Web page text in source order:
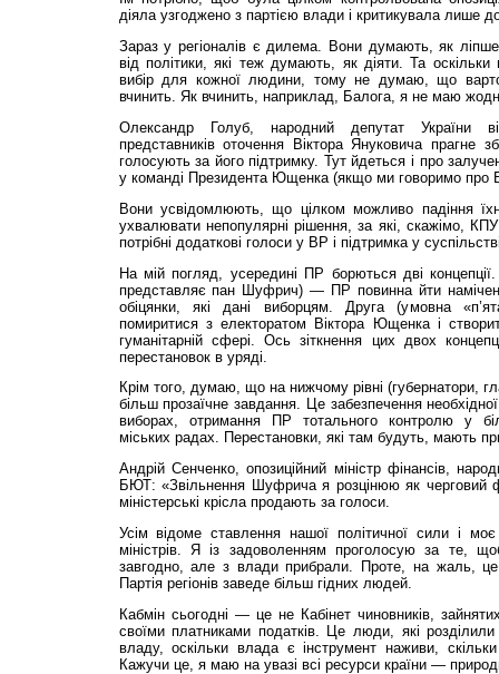
діяла узгоджено з партією влади і критикувала лише
Зараз у регіоналів є дилема. Вони думають, як ліпше
від політики, які теж думають, як діяти. Та
вибір для кожної людини, тому не думаю, що варто
вчинить. Як вчинить, наприклад, Балога, я не маю
Олександр Голуб, народний депутат України
представників оточення Віктора Януковича прагне
голосують за його підтримку. Тут йдеться і про
у команді Президента Ющенка (якщо ми говоримо про
Вони усвідомлюють, що цілком можливо падіння
ухвалювати непопулярні рішення, за які, скажімо,
потрібні додаткові голоси у ВР і підтримка у
На мій погляд, усередині ПР борються дві
представляє пан Шуфрич) — ПР повинна йти
обіцянки, які дані виборцям. Друга (умовна
помиритися з електоратом Віктора Ющенка і
гуманітарній сфері. Ось зіткнення цих двох
перестановок в уряді.
Крім того, думаю, що на нижчому рівні (губернатори,
більш прозаїчне завдання. Це забезпечення необхідної
виборах, отримання ПР тотального контролю у
міських радах. Перестановки, які там будуть, мають
Андрій Сенченко, опозиційний міністр фінансів,
БЮТ: «Звільнення Шуфрича я розцінюю як черговий
міністерські крісла продають за голоси.
Усім відоме ставлення нашої політичної сили і
міністрів. Я із задоволенням проголосую за те,
завгодно, але з влади прибрали. Проте, на жаль,
Партія регіонів заведе більш гідних людей.
Кабмін сьогодні — це не Кабінет чиновників,
своїми платниками податків. Це люди, які
владу, оскільки влада є інструмент наживи,
Кажучи це, я маю на увазі всі ресурси країни —